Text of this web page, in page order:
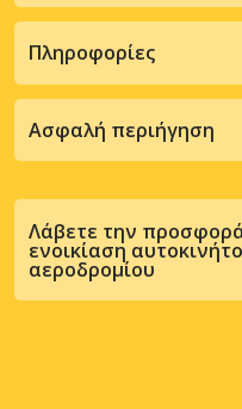
Πληροφορίες
Ασφαλή περιήγηση
Λάβετε την προσφορά
ενοικίαση
αεροδρομίου